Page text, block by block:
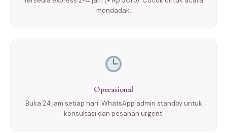
mendadak.
Operasional
Buka 24 jam setiap hari. WhatsApp admin standby untuk
konsultasi dan pesanan urgent.